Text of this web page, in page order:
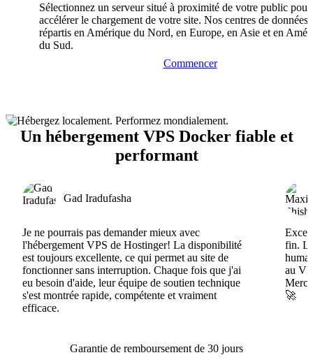
Sélectionnez un serveur situé à proximité de votre public pour
accélérer le chargement de votre site. Nos centres de données
répartis en Amérique du Nord, en Europe, en Asie et en
du Sud.
Commencer
Un hébergement VPS Docker fiable et
performant
Gad Iradufasha
Je ne pourrais pas demander mieux avec
l'hébergement VPS de Hostinger! La disponibilité
est toujours excellente, ce qui permet au site de
fonctionner sans interruption. Chaque fois que j'ai
eu besoin d'aide, leur équipe de soutien technique
s'est montrée rapide, compétente et vraiment
efficace.
fin.
au
Merci
🚀
Garantie de remboursement de 30 jours